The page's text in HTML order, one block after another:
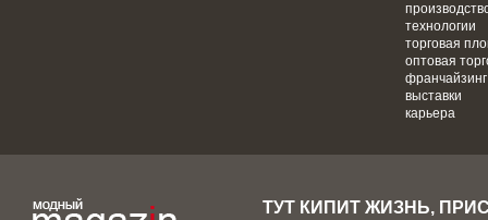
технологии
торговая
оптовая
франчайзинг
выставки
карьера
ТУТ КИПИТ ЖИЗНЬ,